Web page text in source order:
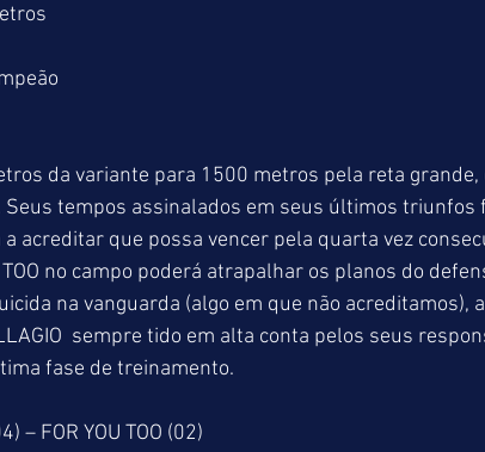
da variante para 1500 metros pela reta grande,
Seus tempos assinalados em seus últimos triunfos
acreditar que possa vencer pela quarta vez
TOO no campo poderá atrapalhar os planos do
na vanguarda (algo em que não acreditamos),
sempre tido em alta conta pelos seus
fase de treinamento.
– FOR YOU TOO (02)